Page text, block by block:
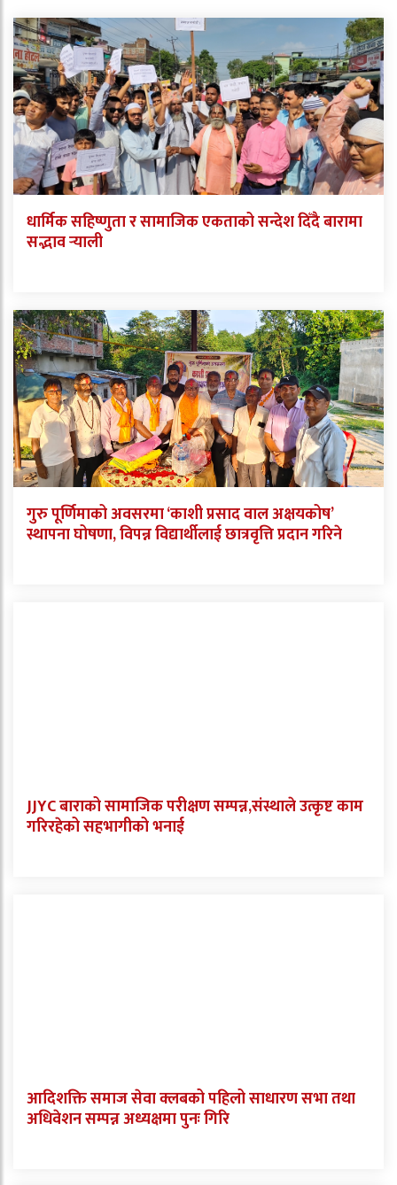
धार्मिक सहिष्णुता र सामाजिक एकताको सन्देश दिँदै बारामा
सद्भाव र्‍याली
गुरु पूर्णिमाको अवसरमा ‘काशी प्रसाद वाल अक्षयकोष’
स्थापना घोषणा, विपन्न विद्यार्थीलाई छात्रवृत्ति प्रदान गरिने
JJYC बाराको सामाजिक परीक्षण सम्पन्न,संस्थाले उत्कृष्ट काम
गरिरहेको सहभागीको भनाई
आदिशक्ति समाज सेवा क्लबको पहिलो साधारण सभा तथा
अधिवेशन सम्पन्न अध्यक्षमा पुनः गिरि